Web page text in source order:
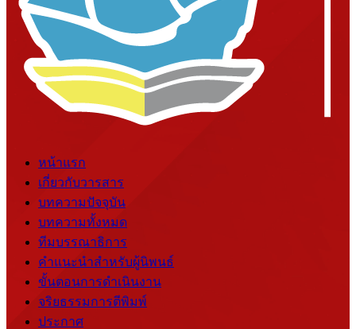
หน้าแรก
เกี่ยวกับวารสาร
บทความปัจจุบัน
บทความทั้งหมด
ทีมบรรณาธิการ
คำแนะนำสำหรับผู้นิพนธ์
ขั้นตอนการดำเนินงาน
จริยธรรมการตีพิมพ์
ประกาศ